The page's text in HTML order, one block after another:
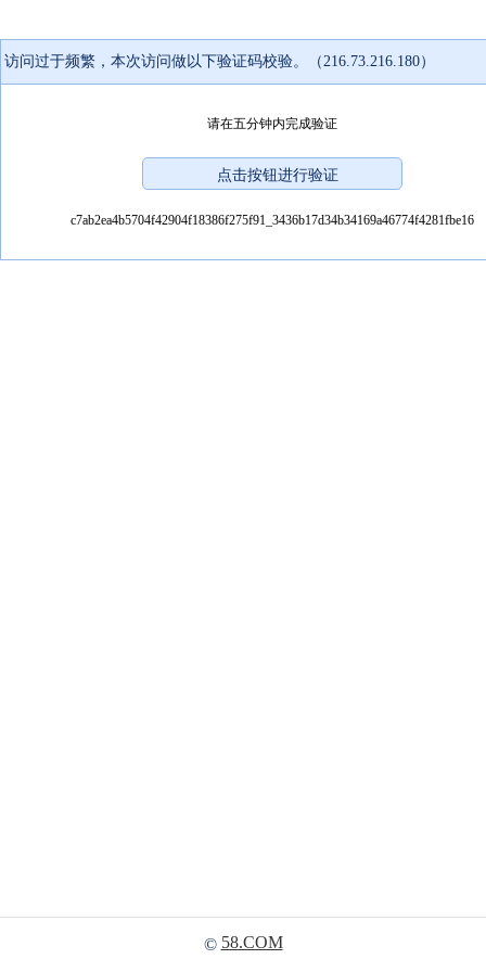
访问过于频繁，本次访问做以下验证码校验。（216.73.216.180）
请在五分钟内完成验证
c7ab2ea4b5704f42904f18386f275f91_3436b17d34b34169a46774f4281fbe16
© 58.COM